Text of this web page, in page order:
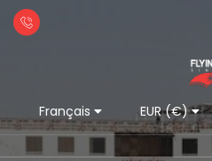
Français EUR (€)